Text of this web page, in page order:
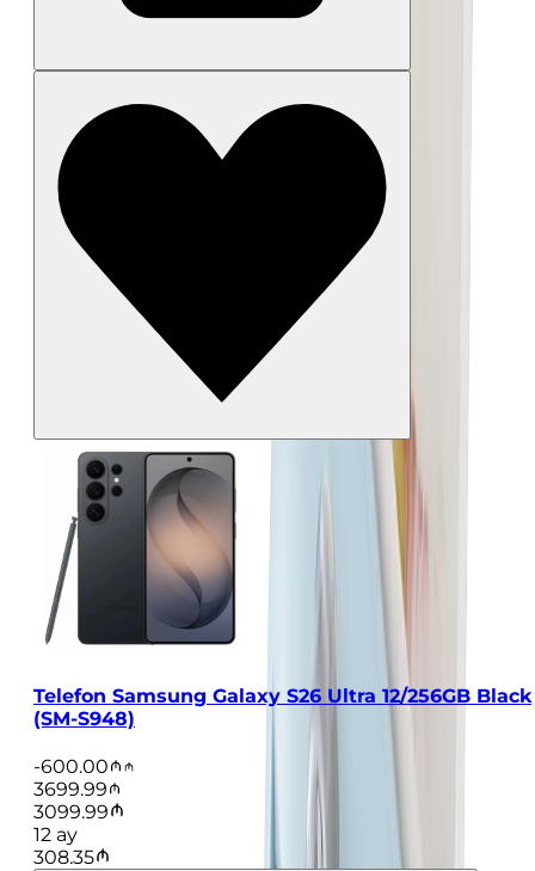
Telefon Samsung Galaxy S26 Ultra 12/256GB Black
(SM-S948)
-600.00
3699.99
3099.99
12 ay
308.35